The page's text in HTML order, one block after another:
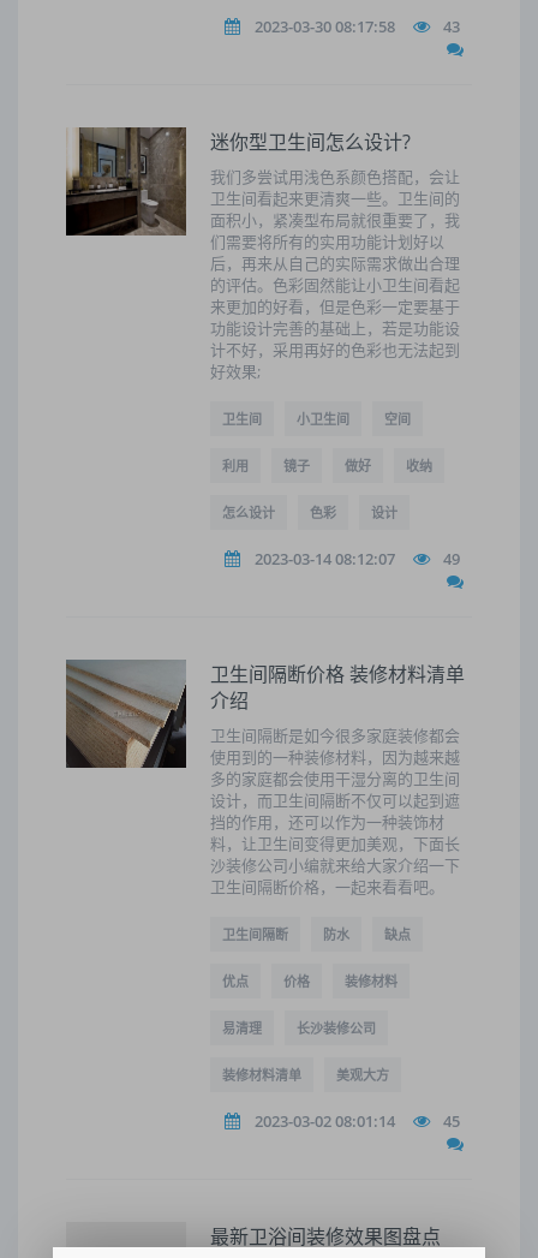
2023-03-30 08:17:58 43
迷你型卫生间怎么设计?
我们多尝试用浅色系颜色搭配，会让
卫生间看起来更清爽一些。卫生间的
面积小，紧凑型布局就很重要了，我
们需要将所有的实用功能计划好以
后，再来从自己的实际需求做出合理
的评估。色彩固然能让小卫生间看起
来更加的好看，但是色彩一定要基于
功能设计完善的基础上，若是功能设
计不好，采用再好的色彩也无法起到
好效果;
卫生间 小卫生间 空间
利用 镜子 做好 收纳
怎么设计 色彩 设计
2023-03-14 08:12:07 49
卫生间隔断价格 装修材料清单
介绍
卫生间隔断是如今很多家庭装修都会
使用到的一种装修材料，因为越来越
多的家庭都会使用干湿分离的卫生间
设计，而卫生间隔断不仅可以起到遮
挡的作用，还可以作为一种装饰材
料，让卫生间变得更加美观，下面长
沙装修公司小编就来给大家介绍一下
卫生间隔断价格，一起来看看吧。
卫生间隔断 防水 缺点
优点 价格 装修材料
易清理 长沙装修公司
装修材料清单 美观大方
2023-03-02 08:01:14 45
最新卫浴间装修效果图盘点